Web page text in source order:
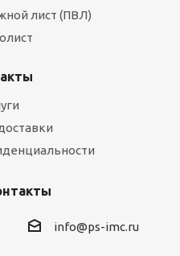
лист (ПВЛ)
info@ps-imc.ru